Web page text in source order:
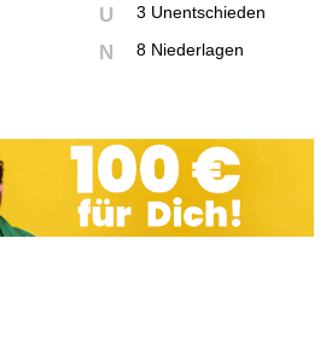
U 3 Unentschieden
N 8 Niederlagen